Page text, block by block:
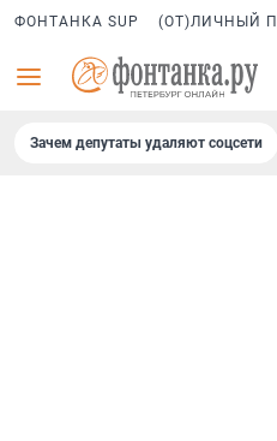
ФОНТАНКА SUP (ОТ)ЛИЧНЫЙ
Зачем депутаты удаляют соцсети